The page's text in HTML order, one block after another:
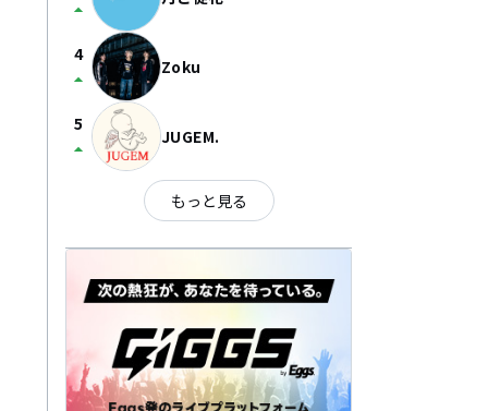
arrow_drop_up
4
arrow_drop_up Zoku
5
arrow_drop_up JUGEM.
もっと見る